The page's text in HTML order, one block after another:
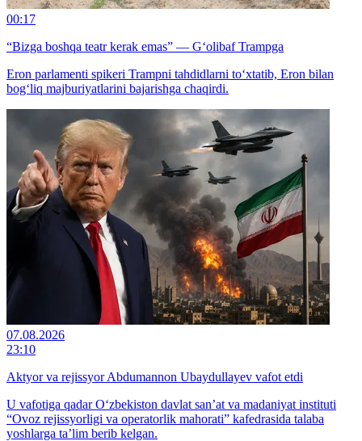
00:17
“Bizga boshqa teatr kerak emas” — G‘olibaf Trampga
Eron parlamenti spikeri Trampni tahdidlarni to‘xtatib, Eron bilan
bog‘liq majburiyatlarini bajarishga chaqirdi.
07.08.2026
23:10
Aktyor va rejissyor Abdumannon Ubaydullayev vafot etdi
U vafotiga qadar O‘zbekiston davlat san’at va madaniyat instituti
“Ovoz rejissyorligi va operatorlik mahorati” kafedrasida talaba
yoshlarga ta’lim berib kelgan.